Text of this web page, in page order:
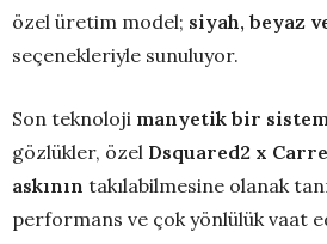
özel üretim model; siyah, beyaz
seçenekleriyle sunuluyor.
Son teknoloji manyetik bir
gözlükler, özel Dsquared2 x
askının takılabilmesine olanak
performans ve çok yönlülük vaat